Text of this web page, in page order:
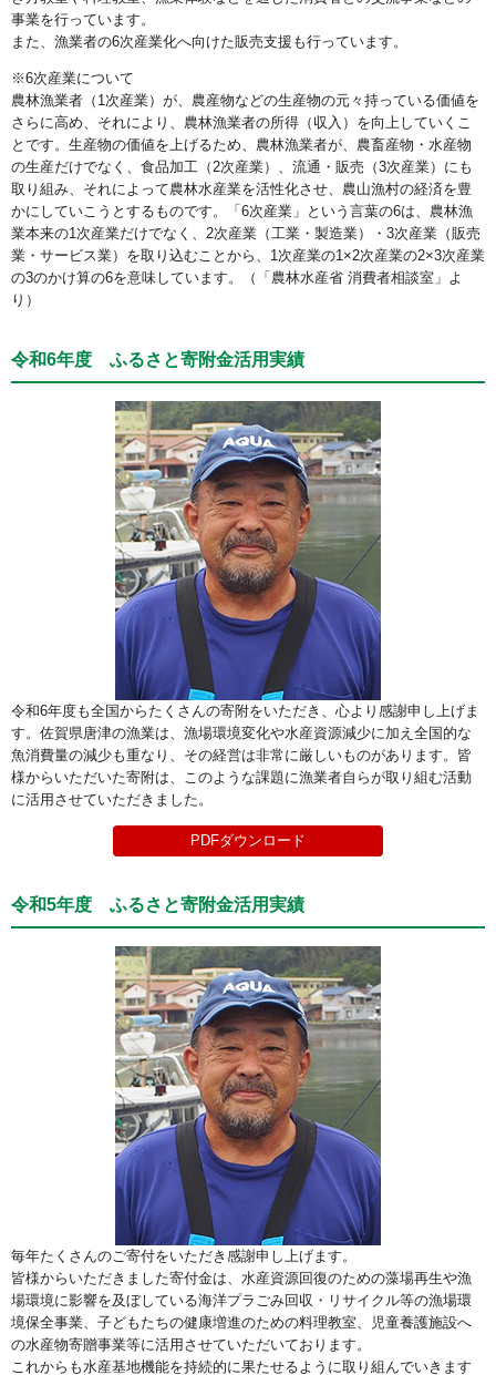
事業を行っています。
また、漁業者の6次産業化へ向けた販売支援も行っています。
※6次産業について
農林漁業者（1次産業）が、農産物などの生産物の元々持っている価値を
さらに高め、それにより、農林漁業者の所得（収入）を向上していくこ
とです。生産物の価値を上げるため、農林漁業者が、農畜産物・水産物
の生産だけでなく、食品加工（2次産業）、流通・販売（3次産業）にも
取り組み、それによって農林水産業を活性化させ、農山漁村の経済を豊
かにしていこうとするものです。「6次産業」という言葉の6は、農林漁
業本来の1次産業だけでなく、2次産業（工業・製造業）・3次産業（販売
業・サービス業）を取り込むことから、1次産業の1×2次産業の2×3次産業
の3のかけ算の6を意味しています。（「農林水産省 消費者相談室」よ
り）
令和6年度 ふるさと寄附金活用実績
令和6年度も全国からたくさんの寄附をいただき、心より感謝申し上げま
す。佐賀県唐津の漁業は、漁場環境変化や水産資源減少に加え全国的な
魚消費量の減少も重なり、その経営は非常に厳しいものがあります。皆
様からいただいた寄附は、このような課題に漁業者自らが取り組む活動
に活用させていただきました。
PDFダウンロード
令和5年度 ふるさと寄附金活用実績
毎年たくさんのご寄付をいただき感謝申し上げます。
皆様からいただきました寄付金は、水産資源回復のための藻場再生や漁
場環境に影響を及ぼしている海洋プラごみ回収・リサイクル等の漁場環
境保全事業、子どもたちの健康増進のための料理教室、児童養護施設へ
の水産物寄贈事業等に活用させていただいております。
これからも水産基地機能を持続的に果たせるように取り組んでいきます